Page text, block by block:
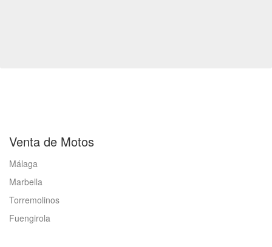
Venta de Motos
Málaga
Marbella
Torremolinos
Fuengirola